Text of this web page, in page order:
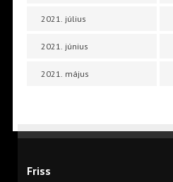
2021. július
2021. június
2021. május
Friss